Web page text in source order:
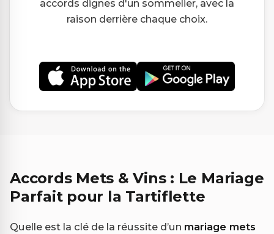
accords dignes d'un sommelier, avec la
raison derrière chaque choix.
Accords Mets & Vins : Le Mariage
Parfait pour la Tartiflette
Quelle est la clé de la réussite d’un mariage mets